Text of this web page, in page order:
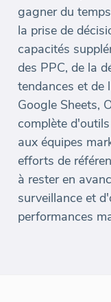
gagner du
la prise de
capacités
des PPC, de la
tendances et de
Google Sheets,
complète
aux équipes
efforts de
à rester en
surveillance et
performances